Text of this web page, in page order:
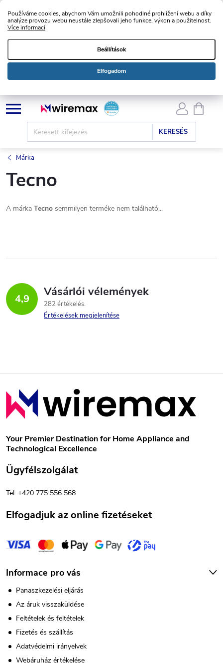
Používáme cookies, abychom Vám umožnili pohodlné prohlížení webu a díky
analýze provozu webu neustále zlepšovali jeho funkce, výkon a použitelnost.
Více informací
Beállítások
Elfogadom
Ugrás
KERESÉS
Márka
Tecno
A márka Tecno semmilyen terméke nem található...
4,9 Vásárlói vélemények
282 értékelés
Értékelések megjelenítése
L
á
b
é
c
Your Premier Destination for Home Appliance and
Technological Excellence
Ügyfélszolgálat
Tel: +420 775 556 568
Elfogadjuk az online fizetéseket
Informace pro vás
Panaszkezelési eljárás
Az áruk visszaküldése
Feltételek és feltételek
Fizetés és szállítás
Adatvédelmi irányelvek
Webáruház értékelése